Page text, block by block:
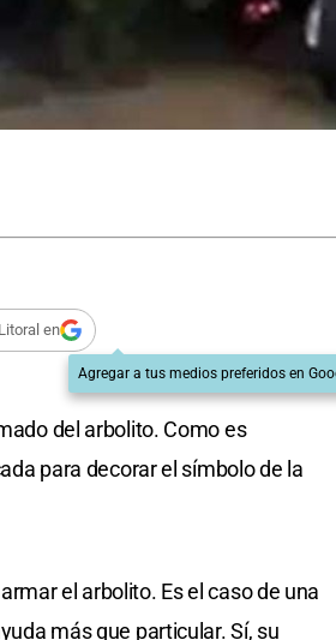
en
Agregar a tus medios preferidos en
del arbolito. Como es
para decorar el símbolo de la
el arbolito. Es el caso de una
más que particular. Sí, su